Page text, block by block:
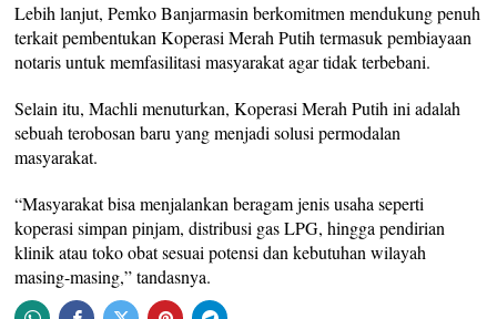
Lebih lanjut, Pemko Banjarmasin berkomitmen mendukung penuh
terkait pembentukan Koperasi Merah Putih termasuk pembiayaan
notaris untuk memfasilitasi masyarakat agar tidak terbebani.
Selain itu, Machli menuturkan, Koperasi Merah Putih ini adalah
sebuah terobosan baru yang menjadi solusi permodalan
masyarakat.
“Masyarakat bisa menjalankan beragam jenis usaha seperti
koperasi simpan pinjam, distribusi gas LPG, hingga pendirian
klinik atau toko obat sesuai potensi dan kebutuhan wilayah
masing-masing,” tandasnya.